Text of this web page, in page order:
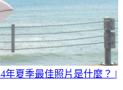
年夏季最佳照片是什麼？ |